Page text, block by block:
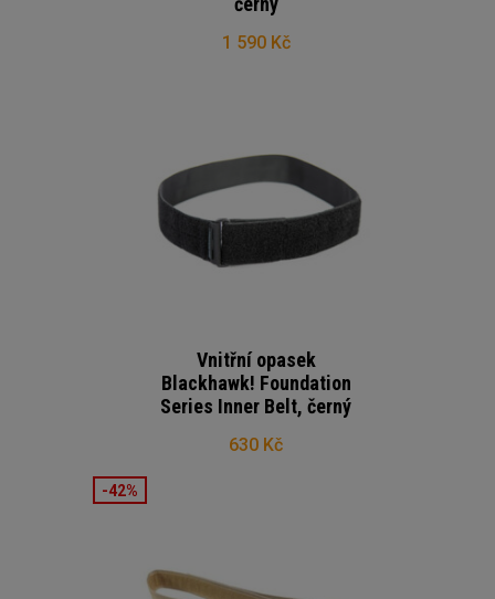
1 590 Kč
Vnitřní opasek
Blackhawk! Foundation
Series Inner Belt, černý
630 Kč
-42%